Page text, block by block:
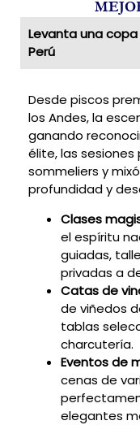
Levanta una
Perú
Desde piscos
los Andes, la
ganando
élite, las
sommeliers y
profundidad y
Clases
el espíritu
guiadas,
privadas a
Catas de
de viñedos
tablas
charcutería.
Eventos de
cenas de
elegantes